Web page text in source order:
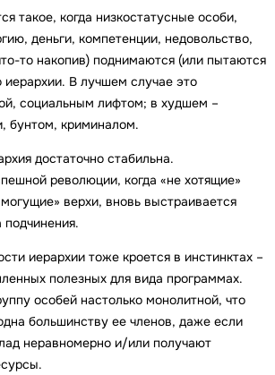
такое, когда низкостатусные особи,
деньги, компетенции, недовольство,
то накопив) поднимаются (или пытаются
иерархии. В лучшем случае это
социальным лифтом; в худшем –
бунтом, криминалом.
достаточно стабильна.
революции, когда «не хотящие»
верхи, вновь выстраивается
иерархии тоже кроется в инстинктах –
полезных для вида программах.
особей настолько монолитной, что
большинству ее членов, даже если
неравномерно и/или получают